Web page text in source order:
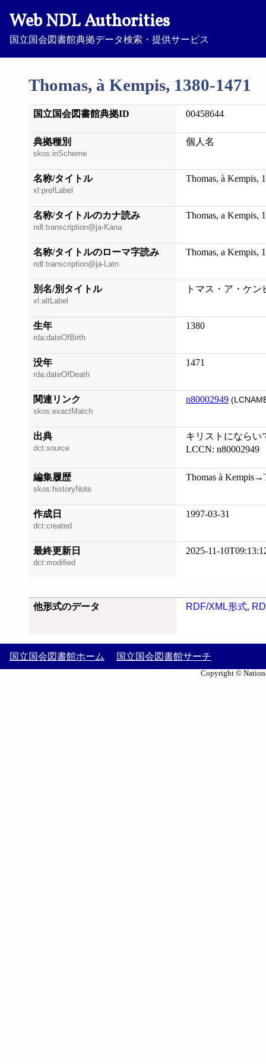
Web NDL Authorities
国立国会図書館典拠データ検索・提供サービス
Thomas, à Kempis, 1380-1471
国立国会図書館典拠ID 00458644
典拠種別
skos:inScheme
個人名
名称/タイトル
xl:prefLabel
Thomas, à Kempis,
名称/タイトルのカナ読み
ndl:transcription@ja-Kana
Thomas, a Kempis,
名称/タイトルのローマ字読み
ndl:transcription@ja-Latn
Thomas, a Kempis,
別名/別タイトル
xl:altLabel
トマス・ア・ケン
生年
rda:dateOfBirth
1380
没年
rda:dateOfDeath
1471
関連リンク
skos:exactMatch
n80002949
出典
dct:source
キリストにならい
LCCN: n80002949
編集履歴
skos:historyNote
Thomas à
作成日
dct:created
1997-03-31
最終更新日
dct:modified
2025-11-
他形式のデータ RDF/XML形式,
国立国会図書館ホーム 国立国会図書館サーチ
Copyright ©